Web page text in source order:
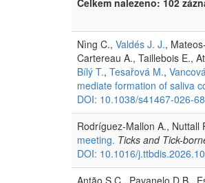
Nìng C., Valdés J. J.,
Cartereau A., Taillebois E.,
Bílý T., Tesařová M.,
mediate formation of saliva
DOI: 10.1038/s41467-026-
Rodríguez-Mallon A., Nuttall
meeting. Ticks and Tick-
DOI: 10.1016/
Antão S.C., Pavanelo D.B.,